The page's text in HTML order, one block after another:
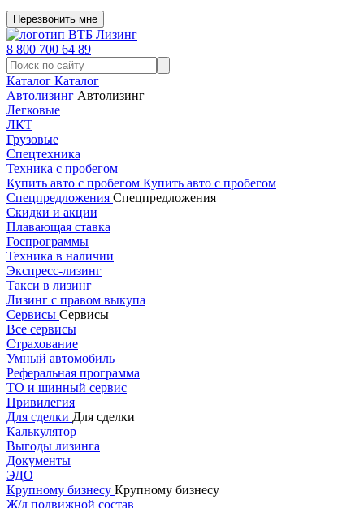
Перезвонить мне
8 800 700 64 89
Каталог Каталог
Автолизинг Автолизинг
Легковые
ЛКТ
Грузовые
Спецтехника
Техника с пробегом
Купить авто с пробегом Купить авто с пробегом
Спецпредложения Спецпредложения
Скидки и акции
Плавающая ставка
Госпрограммы
Техника в наличии
Экспресс-лизинг
Такси в лизинг
Лизинг с правом выкупа
Сервисы Сервисы
Все сервисы
Страхование
Умный автомобиль
Реферальная программа
ТО и шинный сервис
Привилегия
Для сделки Для сделки
Калькулятор
Выгоды лизинга
Документы
ЭДО
Крупному бизнесу Крупному бизнесу
Ж/д подвижной состав